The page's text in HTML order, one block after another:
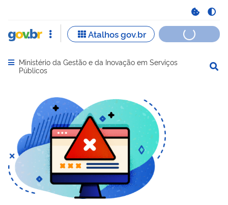
Abrir menu principal de navegação
Ministério da Gestão e da Inovação em Serviços
Públicos